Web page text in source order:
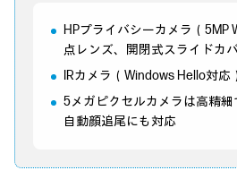
HPプライバシーカメラ（5MP
点レンズ、開閉式スライドカ
IRカメラ（Windows Hello対応
5メガピクセルカメラは高精細
自動顔追尾にも対応